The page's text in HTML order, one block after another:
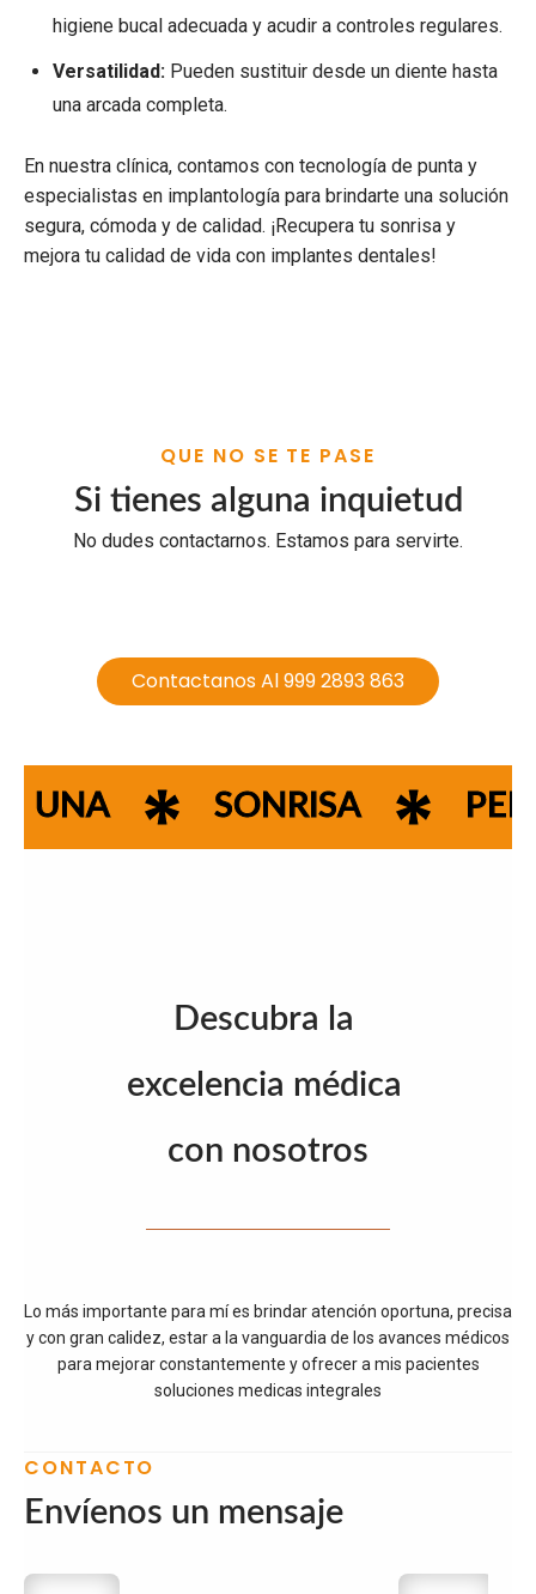
higiene bucal adecuada y acudir a controles regulares.
Versatilidad: Pueden sustituir desde un diente hasta
una arcada completa.
En nuestra clínica, contamos con tecnología de punta y
especialistas en implantología para brindarte una solución
segura, cómoda y de calidad. ¡Recupera tu sonrisa y
mejora tu calidad de vida con implantes dentales!
QUE NO SE TE PASE
Si tienes alguna inquietud
No dudes contactarnos. Estamos para servirte.
Contactanos Al 999 2893 863
UNA SONRISA
Descubra la
excelencia médica
con nosotros
Lo más importante para mí es brindar atención oportuna, precisa
y con gran calidez, estar a la vanguardia de los avances médicos
para mejorar constantemente y ofrecer a mis pacientes
soluciones medicas integrales
CONTACTO
Envíenos un mensaje